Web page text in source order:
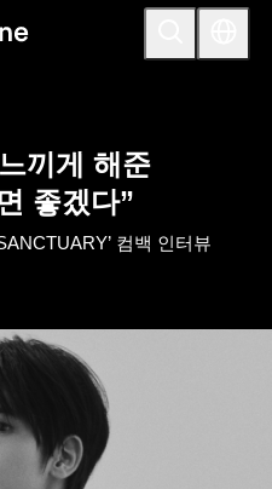
끼게 해준
좋겠다”
컴백 인터뷰